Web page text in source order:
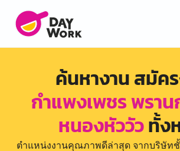
ค้นหางาน สมัค
กำแพงเพชร พราน
หนองหัววัวทั้ง
ตำแหน่งงานคุณภาพดีล่าสุด จากบริษัท